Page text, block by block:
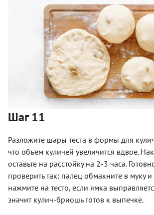
Шаг 11
Разложите шары теста в формы для
что объем куличей увеличится вдвое.
оставьте на расстойку на 2-3 часа.
проверить так: палец обмакните в муку и
нажмите на тесто, если ямка
значит кулич-бриошь готов к выпечке.